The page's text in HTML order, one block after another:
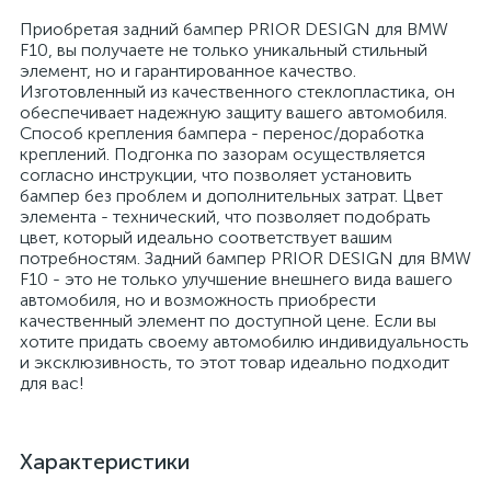
Приобретая задний бампер PRIOR DESIGN для BMW
F10, вы получаете не только уникальный стильный
элемент, но и гарантированное качество.
Изготовленный из качественного стеклопластика, он
обеспечивает надежную защиту вашего автомобиля.
Способ крепления бампера - перенос/доработка
креплений. Подгонка по зазорам осуществляется
согласно инструкции, что позволяет установить
бампер без проблем и дополнительных затрат. Цвет
элемента - технический, что позволяет подобрать
цвет, который идеально соответствует вашим
потребностям. Задний бампер PRIOR DESIGN для BMW
F10 - это не только улучшение внешнего вида вашего
автомобиля, но и возможность приобрести
качественный элемент по доступной цене. Если вы
хотите придать своему автомобилю индивидуальность
и эксклюзивность, то этот товар идеально подходит
для вас!
Характеристики